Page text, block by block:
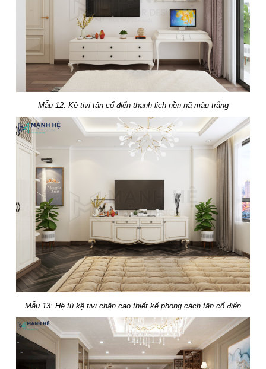
Mẫu 12: Kệ tivi tân cổ điển thanh lịch nền nã màu trắng
Mẫu 13: Hệ tủ kệ tivi chân cao thiết kế phong cách tân cổ điển